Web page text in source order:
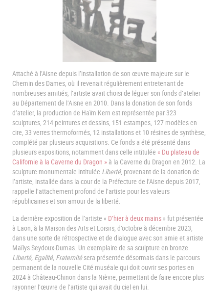
Attaché à l’Aisne depuis l’installation de son œuvre majeure sur le
Chemin des Dames, où il revenait régulièrement entretenant de
nombreuses amitiés, l’artiste avait choisi de léguer son fonds d’atelier
au Département de l’Aisne en 2010. Dans la donation de son fonds
d’atelier, la production de Haïm Kern est représentée par 323
sculptures, 214 peintures et dessins, 151 estampes, 127 modèles en
cire, 33 verres thermoformés, 12 installations et 10 résines de synthèse,
complété par plusieurs acquisitions. Ce fonds a été présenté dans
plusieurs expositions, notamment dans celle intitulée « Du plateau de
Californie à la Caverne du Dragon » à la Caverne du Dragon en 2012. La
sculpture monumentale intitulée Liberté, provenant de la donation de
l’artiste, installée dans la cour de la Préfecture de l’Aisne depuis 2017,
rappelle l’attachement profond de l’artiste pour les valeurs
républicaines et son amour de la liberté.
La dernière exposition de l’artiste « D’hier à deux mains » fut présentée
à Laon, à la Maison des Arts et Loisirs, d’octobre à décembre 2023,
dans une sorte de rétrospective et de dialogue avec son amie et artiste
Maïlys Seydoux-Dumas. Un exemplaire de sa sculpture en bronze
Liberté, Egalité, Fraternitésera présentée désormais dans le parcours
permanent de la nouvelle Cité muséale qui doit ouvrir ses portes en
2024 à Château-Chinon dans la Nièvre, permettant de faire encore plus
rayonner l’œuvre de l’artiste qui avait du ciel en lui.